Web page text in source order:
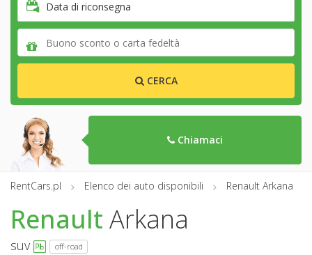
Data di riconsegna
CERCA
Chiamaci
RentCars.pl Elenco dei auto disponibili Renault Arkana
Renault Arkana
suv off-road